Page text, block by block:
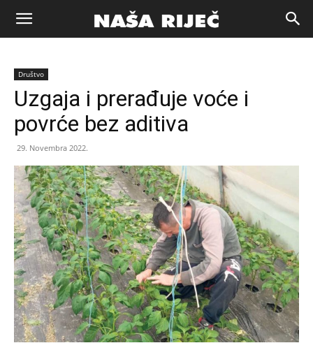
Naša
riječ
Zenica
Društvo
Uzgaja i prerađuje voće i
povrće bez aditiva
29. Novembra 2022.